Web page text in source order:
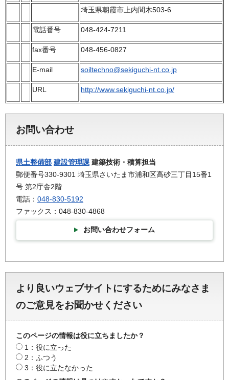
埼玉県朝霞市上内間木503-6
電話番号 048-424-7211
fax番号 048-456-0827
E-mail soiltechno@sekiguchi-nt.co.jp
URL http://www.sekiguchi-nt.co.jp/
お問い合わせ
県土整備部 建設管理課 建築技術・積算担当
郵便番号330-9301 埼玉県さいたま市浦和区高砂三丁目15番1
号 第2庁舎2階
電話： 048-830-5192
ファックス：048-830-4868
お問い合わせフォーム
より良いウェブサイトにするためにみなさま
のご意見をお聞かせください
このページの情報は役に立ちましたか？
1：役に立った
2：ふつう
3：役に立たなかった